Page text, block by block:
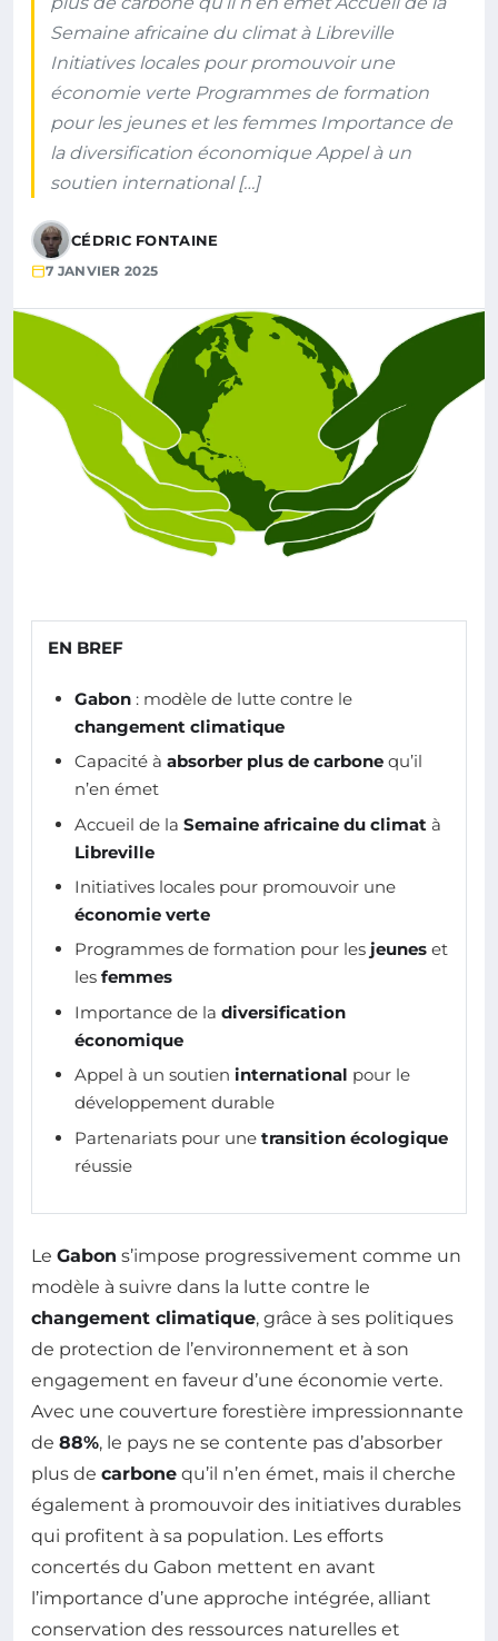
Semaine africaine du climat à Libreville
Initiatives locales pour promouvoir une
économie verte Programmes de formation
pour les jeunes et les femmes Importance de
la diversification économique Appel à un
soutien international […]
CÉDRIC FONTAINE
7 JANVIER 2025
EN BREF
Gabon : modèle de lutte contre le
changement climatique
Capacité à absorber plus de carbone qu’il
n’en émet
Accueil de la Semaine africaine du climat à
Libreville
Initiatives locales pour promouvoir une
économie verte
Programmes de formation pour les jeunes et
les femmes
Importance de la diversification
économique
Appel à un soutien international pour le
développement durable
Partenariats pour une transition écologique
réussie
Le Gabon s’impose progressivement comme un
modèle à suivre dans la lutte contre le
changement climatique, grâce à ses politiques
de protection de l’environnement et à son
engagement en faveur d’une économie verte.
Avec une couverture forestière impressionnante
de 88%, le pays ne se contente pas d’absorber
plus de carbone qu’il n’en émet, mais il cherche
également à promouvoir des initiatives durables
qui profitent à sa population. Les efforts
concertés du Gabon mettent en avant
l’importance d’une approche intégrée, alliant
conservation des ressources naturelles et